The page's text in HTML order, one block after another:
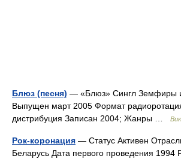
Блюз (песня) — «Блюз» Сингл Земфиры
Выпущен март 2005 Формат
дистрибуция Записан 2004; Жанры …
Рок-коронация — Статус Активен
Беларусь Дата первого проведения